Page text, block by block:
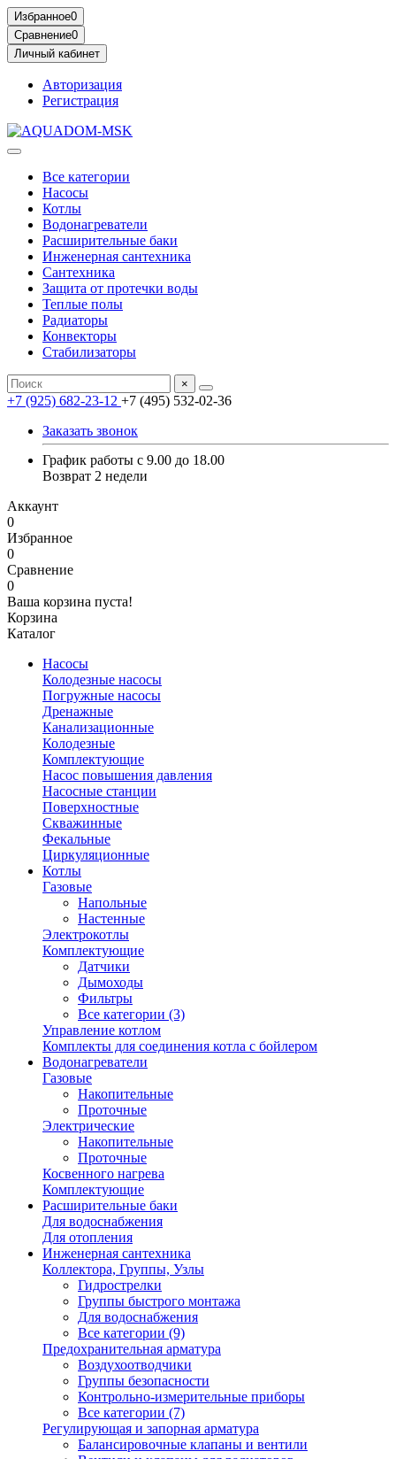
Избранное0
Сравнение0
Личный кабинет
Авторизация
Регистрация
Все категории
Насосы
Котлы
Водонагреватели
Расширительные баки
Инженерная сантехника
Сантехника
Защита от протечки воды
Теплые полы
Радиаторы
Конвекторы
Стабилизаторы
×
+7 (925) 682-23-12 +7 (495) 532-02-36
Заказать звонок
График работы с 9.00 до 18.00
Возврат 2 недели
Аккаунт
0
Избранное
0
Сравнение
0
Ваша корзина пуста!
Корзина
Каталог
Насосы
Колодезные насосы
Погружные насосы
Дренажные
Канализационные
Колодезные
Комплектующие
Насос повышения давления
Насосные станции
Поверхностные
Скважинные
Фекальные
Циркуляционные
Котлы
Газовые
Напольные
Настенные
Электрокотлы
Комплектующие
Датчики
Дымоходы
Фильтры
Все категории (3)
Управление котлом
Комплекты для соединения котла с бойлером
Водонагреватели
Газовые
Накопительные
Проточные
Электрические
Накопительные
Проточные
Косвенного нагрева
Комплектующие
Расширительные баки
Для водоснабжения
Для отопления
Инженерная сантехника
Коллектора, Группы, Узлы
Гидрострелки
Группы быстрого монтажа
Для водоснабжения
Все категории (9)
Предохранительная арматура
Воздухоотводчики
Группы безопасности
Контрольно-измерительные приборы
Все категории (7)
Регулирующая и запорная арматура
Балансировочные клапаны и вентили